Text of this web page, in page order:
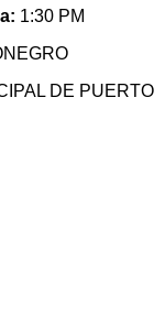
1:30 PM
DE PUERTO